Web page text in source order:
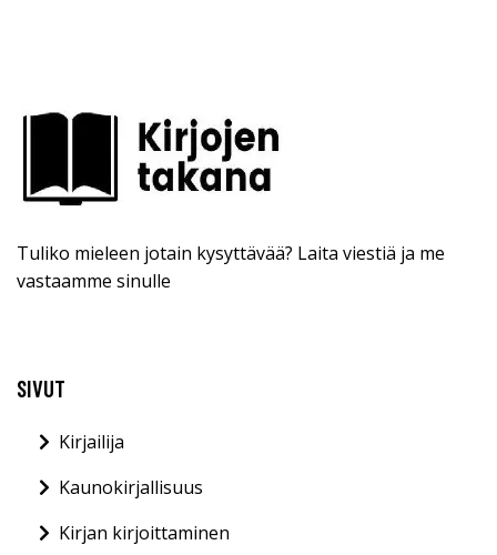
Tuliko mieleen jotain kysyttävää? Laita viestiä ja me
vastaamme sinulle
SIVUT
Kirjailija
Kaunokirjallisuus
Kirjan kirjoittaminen